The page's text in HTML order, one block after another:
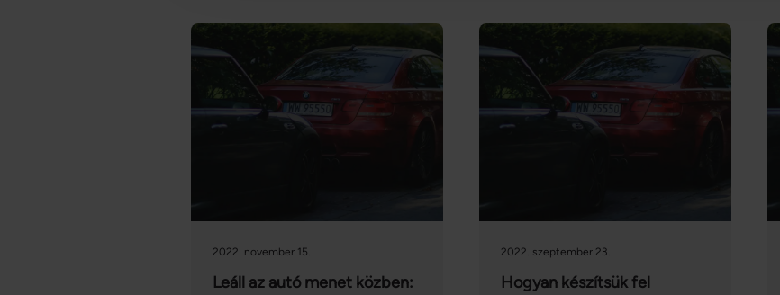
2022. november 15.
Leáll az autó menet közben:
2022. szeptember 23.
Hogyan készítsük fel